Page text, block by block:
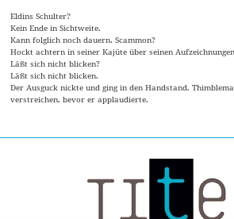
Eldins Schulter?
Kein Ende in Sichtweite.
Kann folglich noch dauern. Scammon?
Hockt achtern in seiner Kajüte über seinen
Läßt sich nicht blicken?
Läßt sich nicht blicken.
Der Ausguck nickte und ging in den Handstand.
verstreichen, bevor er applaudierte.